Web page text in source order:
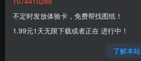
不定时发放体验卡，免费帮找图纸！
1.99元1天无限下载或者正在 进行中！
了解本站